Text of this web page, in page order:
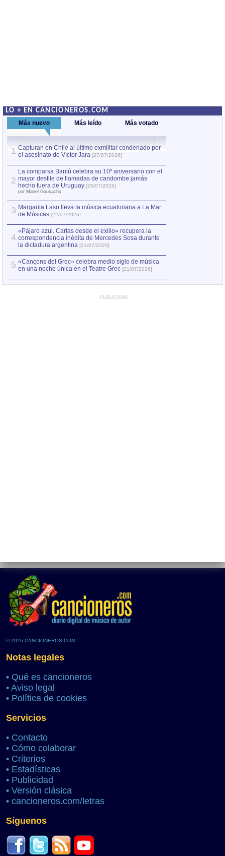
LO + EN CANCIONEROS.COM
Más nuevo Más leído Más votado
1 Capturan en Chile al último exmilitar condenado por
el asesinato de Víctor Jara [27/07/2026]
2
La comparsa Bantú celebra su 10º aniversario con el
mayor desfile de llamadas de candombe jamás
hecho fuera de Uruguay [25/07/2026]
por Manel Gausachs
3 Margarita Laso lleva la música ecuatoriana a La Mar
de Músicas [22/07/2026]
4
«Pájaro azul. Cartas desde el exilio» recupera la
correspondencia inédita de Mercedes Sosa durante
la dictadura argentina [21/07/2026]
5 «Cançons del Grec» celebra medio siglo de música
en una noche única en el Teatre Grec [21/07/2026]
PUBLICIDAD
© 2026 CANCIONEROS.COM
Notas legales
• Qué es cancioneros
• Aviso legal
• Política de cookies
Servicios
• Contacto
• Cómo colaborar
• Criterios
• Estadísticas
• Publicidad
• Versión clásica
• cancioneros.com/letras
Síguenos